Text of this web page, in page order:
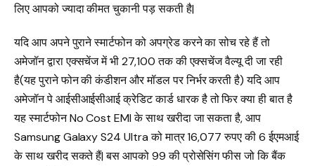
लिए आपको ज्यादा कीमत चुकानी पड़ सकती है|
यदि आप अपने पुराने स्मार्टफोन को अपग्रेड करने का सोच रहे हैं तो
अमेजॉन द्वारा एक्सचेंज में भी ₹27,100 तक की एक्सचेंज वैल्यू दी जा रही
है(यह पुराने फोन की कंडीशन और मॉडल पर निर्भर करती है) यदि आप
अमेजॉन पे आईसीआईसीआई क्रेडिट कार्ड धारक है तो फिर क्या ही बात है
यह स्मार्टफोन No Cost EMI के साथ खरीदा जा सकता है, आप
Samsung Galaxy S24 Ultra को मात्र ₹16,077 रुपए की 6 ईएमआई
के साथ खरीद सकते हैं| बस आपको ₹99 की प्रोसेसिंग फीस जो कि बैंक